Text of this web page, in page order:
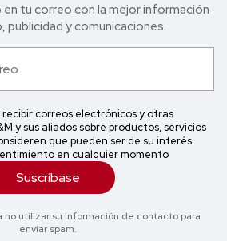
tu correo con la mejor in formación
publicidad y comunicaciones.
correos electrónicos y otras
y sus aliados sobre productos, servicios
que pueden ser de su interés.
en cualquier momento
Suscríbase
no utilizar su información de contacto para
enviar spam.